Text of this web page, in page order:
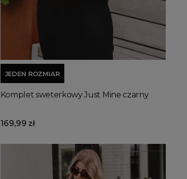
Dodaj do koszyka
JEDEN ROZMIAR
Komplet sweterkowy Just Mine czarny
169,99 zł